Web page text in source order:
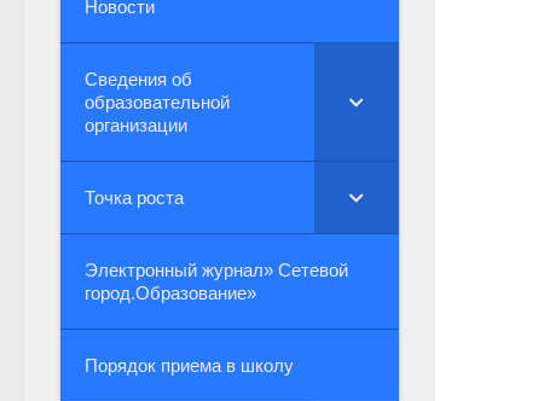
Новости
Сведения об
образовательной
организации
Точка роста
Электронный журнал» Сетевой
город.Образование»
Порядок приема в школу